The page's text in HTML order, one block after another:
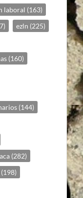
laboral (163)
ezln (225)
(160)
(144)
(282)
(198)